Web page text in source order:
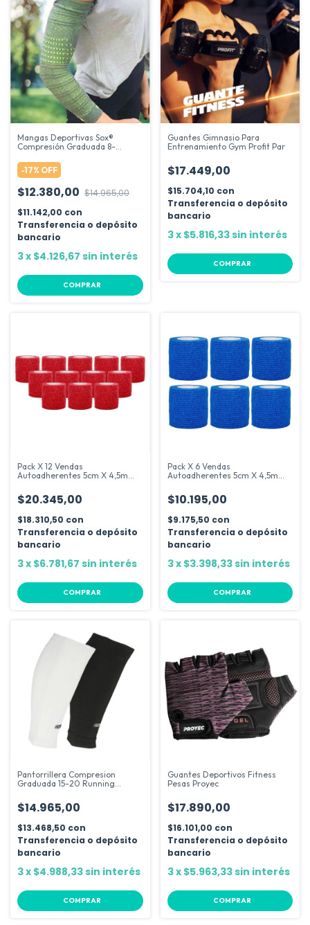
Mangas Deportivas Sox®
Compresión Graduada 8-
-17% OFF
$12.380,00 $14.965,00
$11.142,00 con
Transferencia o depósito
bancario
3x $4.126,67 sin interés
COMPRAR
Guantes Gimnasio Para
Entrenamiento Gym Profit Par
$17.449,00
$15.704,10 con
Transferencia o depósito
bancario
3x $5.816,33sin interés
COMPRAR
Pack X 12 Vendas
Autoadherentes 5cm X 4,5m
$20.345,00
$18.310,50 con
Transferencia o depósito
bancario
3x $6.781,67 sin interés
COMPRAR
Pack X 6 Vendas
Autoadherentes 5cm X 4,5m
$10.195,00
$9.175,50 con
Transferencia o depósito
bancario
3x $3.398,33sin interés
COMPRAR
Pantorrillera Compresion
Graduada 15-20 Running
$14.965,00
$13.468,50 con
Transferencia o depósito
bancario
3x $4.988,33sin interés
COMPRAR
Guantes Deportivos Fitness
Pesas Proyec
$17.890,00
$16.101,00 con
Transferencia o depósito
bancario
3x $5.963,33sin interés
COMPRAR